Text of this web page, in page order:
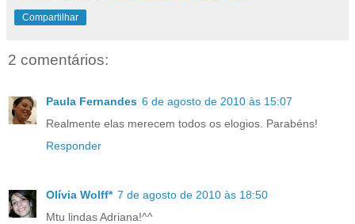
Compartilhar
2 comentários:
Paula Fernandes 6 de agosto de 2010 às 15:07
Realmente elas merecem todos os elogios. Parabéns!
Responder
Olívia Wolff* 7 de agosto de 2010 às 18:50
Mtu lindas Adriana!^^